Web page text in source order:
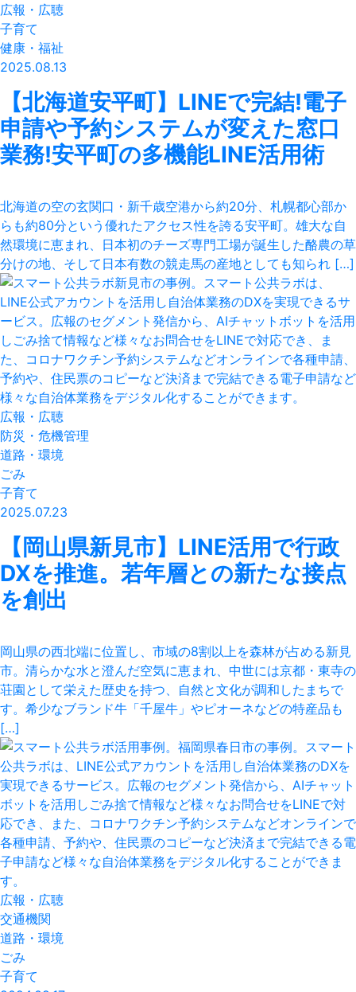
広報・広聴
子育て
健康・福祉
2025.08.13
【北海道安平町】LINEで完結!電子
申請や予約システムが変えた窓口
業務!安平町の多機能LINE活用術
北海道の空の玄関口・新千歳空港から約20分、札幌都心部か
らも約80分という優れたアクセス性を誇る安平町。雄大な自
然環境に恵まれ、日本初のチーズ専門工場が誕生した酪農の草
分けの地、そして日本有数の競走馬の産地としても知られ […]
広報・広聴
防災・危機管理
道路・環境
ごみ
子育て
2025.07.23
【岡山県新見市】LINE活用で行政
DXを推進。若年層との新たな接点
を創出
岡山県の西北端に位置し、市域の8割以上を森林が占める新見
市。清らかな水と澄んだ空気に恵まれ、中世には京都・東寺の
荘園として栄えた歴史を持つ、自然と文化が調和したまちで
す。希少なブランド牛「千屋牛」やピオーネなどの特産品も
[…]
広報・広聴
交通機関
道路・環境
ごみ
子育て